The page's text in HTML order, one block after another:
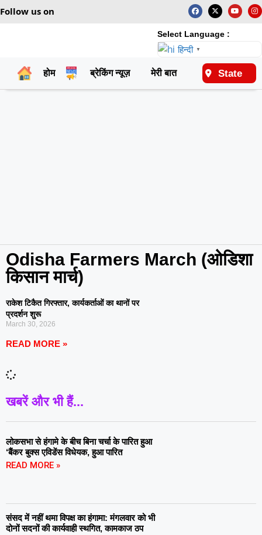
Follow us on
Select Language :
हिन्दी ▼
होम ब्रेकिंग न्यूज़ मेरी बात राष्ट्रीय
State
Odisha Farmers March (ओडिशा
किसान मार्च)
राकेश टिकैत गिरफ्तार, कार्यकर्ताओं का थानों पर
प्रदर्शन शुरू
March 30, 2026
READ MORE »
खबरें और भी हैं...
लोकसभा से हंगामे के बीच बिना चर्चा के पारित हुआ
‘बैंकर बुक्स एविडेंस विधेयक, हुआ पारित
READ MORE »
संसद में नहीं थमा विपक्ष का हंगामा: मंगलवार को भी
दोनों सदनों की कार्यवाही स्थगित, कामकाज ठप